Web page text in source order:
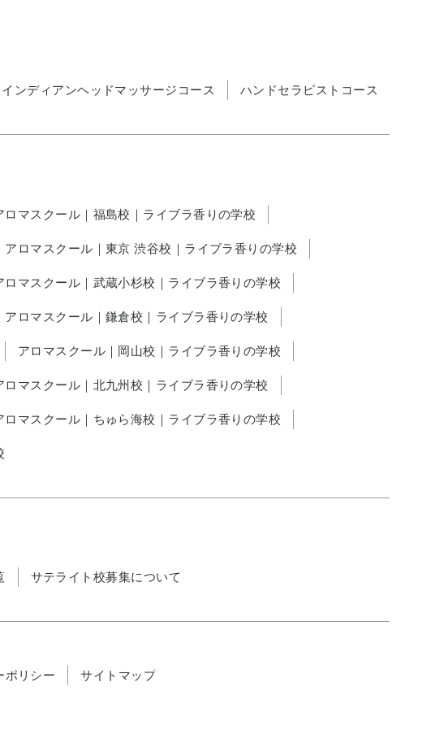
インディアンヘッドマッサージコース ハンドセラピストコース
ロマスクール｜福島校｜ライブラ香りの学校
アロマスクール｜東京 渋谷校｜ライブラ香りの学校
ロマスクール｜武蔵小杉校｜ライブラ香りの学校
アロマスクール｜鎌倉校｜ライブラ香りの学校
アロマスクール｜岡山校｜ライブラ香りの学校
ロマスクール｜北九州校｜ライブラ香りの学校
ロマスクール｜ちゅら海校｜ライブラ香りの学校
サテライト校募集について
ポリシー サイトマップ